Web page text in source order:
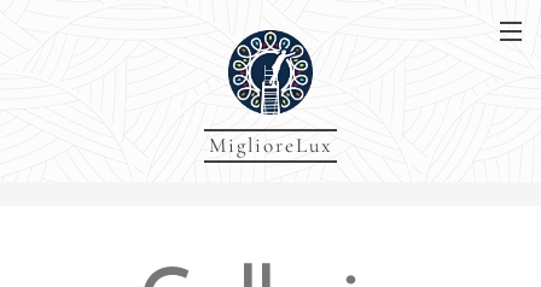
MiglioreLux